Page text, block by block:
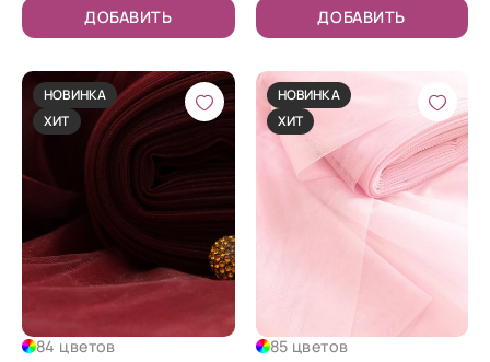
ДОБАВИТЬ ДОБАВИТЬ
НОВИНКА
ХИТ
84 цветов
НОВИНКА
ХИТ
85 цветов